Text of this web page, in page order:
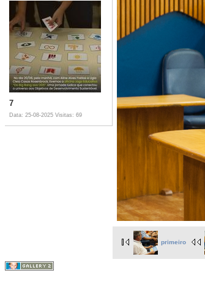
7
Data: 25-08-2025 Visitas: 69
primeiro